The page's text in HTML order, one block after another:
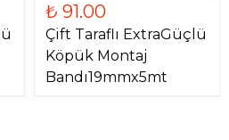
₺ 91.00
Çift Taraflı ExtraGüçlü
Köpük Montaj
Bandı19mmx5mt